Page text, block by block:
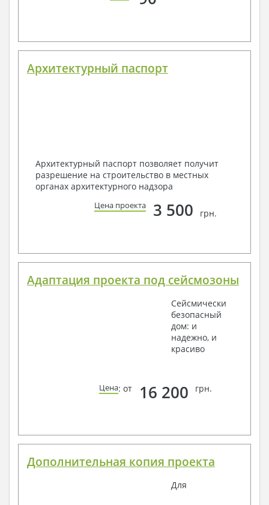
Архитектурный паспорт
Архитектурный паспорт позволяет получит
разрешение на строительство в местных
органах архитектурного надзора
Цена проекта 3 500 грн.
Адаптация проекта под сейсмозоны
Сейсмически
безопасный
дом: и
надежно, и
красиво
Цена: от 16 200 грн.
Дополнительная копия проекта
Для